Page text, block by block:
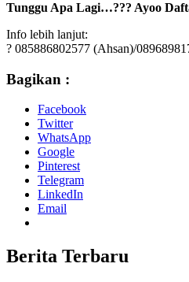
Tunggu Apa Lagi…??? Ayoo
Info lebih lanjut:
? 085886802577 (Ahsan)/
Bagikan :
Facebook
Twitter
WhatsApp
Google
Pinterest
Telegram
LinkedIn
Email
Berita Terbaru